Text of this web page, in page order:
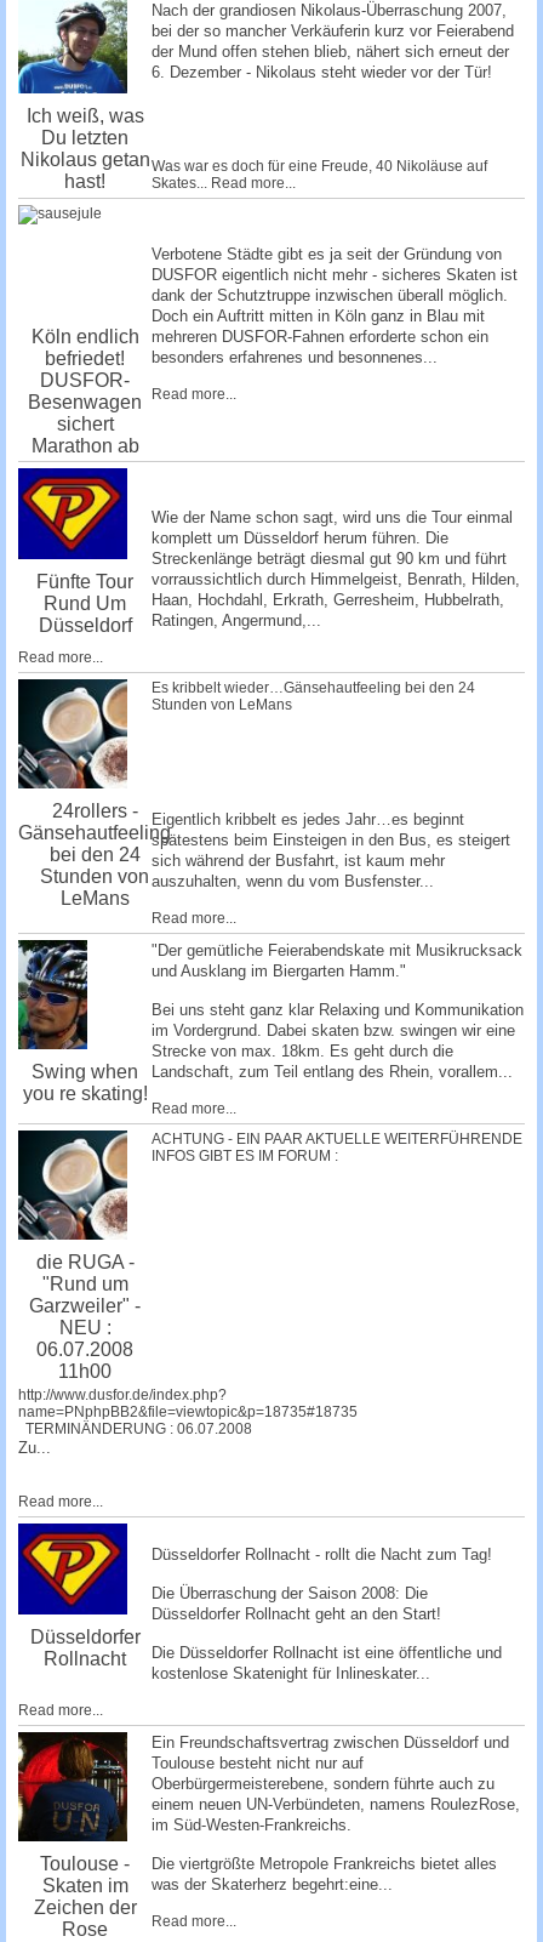
Ich weiß, was
Du letzten
Nikolaus getan
hast!
Nach der grandiosen Nikolaus-Überraschung 2007,
bei der so mancher Verkäuferin kurz vor Feierabend
der Mund offen stehen blieb, nähert sich erneut der
6. Dezember - Nikolaus steht wieder vor der Tür!
Was war es doch für eine Freude, 40 Nikoläuse auf
Skates... Read more...
Köln endlich
befriedet!
DUSFOR-
Besenwagen
sichert
Marathon ab
Verbotene Städte gibt es ja seit der Gründung von
DUSFOR eigentlich nicht mehr - sicheres Skaten ist
dank der Schutztruppe inzwischen überall möglich.
Doch ein Auftritt mitten in Köln ganz in Blau mit
mehreren DUSFOR-Fahnen erforderte schon ein
besonders erfahrenes und besonnenes...
Read more...
Fünfte Tour
Rund Um
Düsseldorf
Wie der Name schon sagt, wird uns die Tour einmal
komplett um Düsseldorf herum führen. Die
Streckenlänge beträgt diesmal gut 90 km und führt
vorraussichtlich durch Himmelgeist, Benrath, Hilden,
Haan, Hochdahl, Erkrath, Gerresheim, Hubbelrath,
Ratingen, Angermund,...
Read more...
24rollers -
Gänsehautfeeling
bei den 24
Stunden von
LeMans
Es kribbelt wieder…Gänsehautfeeling bei den 24
Stunden von LeMans
Eigentlich kribbelt es jedes Jahr…es beginnt
spätestens beim Einsteigen in den Bus, es steigert
sich während der Busfahrt, ist kaum mehr
auszuhalten, wenn du vom Busfenster...
Read more...
Swing when
you re skating!
"Der gemütliche Feierabendskate mit Musikrucksack
und Ausklang im Biergarten Hamm."
Bei uns steht ganz klar Relaxing und Kommunikation
im Vordergrund. Dabei skaten bzw. swingen wir eine
Strecke von max. 18km. Es geht durch die
Landschaft, zum Teil entlang des Rhein, vorallem...
Read more...
die RUGA -
"Rund um
Garzweiler" -
NEU :
06.07.2008
11h00
ACHTUNG - EIN PAAR AKTUELLE WEITERFÜHRENDE
INFOS GIBT ES IM FORUM :
http://www.dusfor.de/index.php?
name=PNphpBB2&file=viewtopic&p=18735#18735
TERMINÄNDERUNG : 06.07.2008
Zu...
Read more...
Düsseldorfer
Rollnacht
Düsseldorfer Rollnacht - rollt die Nacht zum Tag!
Die Überraschung der Saison 2008: Die
Düsseldorfer Rollnacht geht an den Start!
Die Düsseldorfer Rollnacht ist eine öffentliche und
kostenlose Skatenight für Inlineskater...
Read more...
Toulouse -
Skaten im
Zeichen der
Rose
Ein Freundschaftsvertrag zwischen Düsseldorf und
Toulouse besteht nicht nur auf
Oberbürgermeisterebene, sondern führte auch zu
einem neuen UN-Verbündeten, namens RoulezRose,
im Süd-Westen-Frankreichs.
Die viertgrößte Metropole Frankreichs bietet alles
was der Skaterherz begehrt:eine...
Read more...